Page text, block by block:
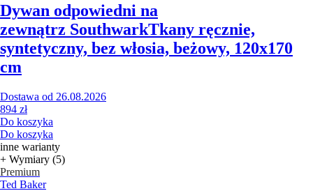
Dywan odpowiedni na
zewnątrz SouthwarkTkany ręcznie,
syntetyczny, bez włosia, beżowy, 120x170
cm
Dostawa od 26.08.2026
894 zł
Do koszyka
Do koszyka
inne warianty
+ Wymiary (5)
Premium
Ted Baker